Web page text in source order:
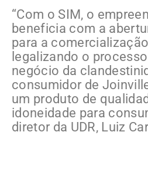
“Com o SIM, o
beneficia com a
para a
legalizando o
negócio da
consumidor de
um produto de
idoneidade para
diretor da UDR, Luiz